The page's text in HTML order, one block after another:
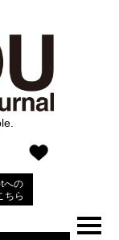
への
ちら